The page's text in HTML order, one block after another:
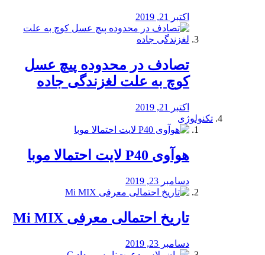
اکتبر 21, 2019
تصادف در محدوده پیچ عسل
کوچ به علت لغزندگی جاده
اکتبر 21, 2019
تکنولوژی
هوآوی P40 لایت احتمالا موبا
دسامبر 23, 2019
تاریخ احتمالی معرفی Mi MIX
دسامبر 23, 2019